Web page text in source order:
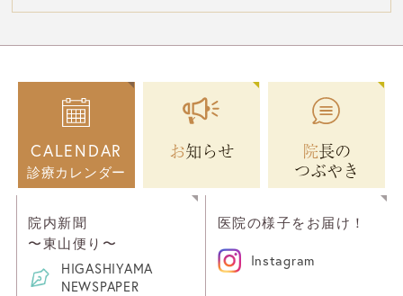
CALENDAR
診療カレンダー
お知らせ
院長の
つぶやき
院内新聞
〜東山便り〜
HIGASHIYAMA
NEWSPAPER
医院の様子をお届け！
Instagram